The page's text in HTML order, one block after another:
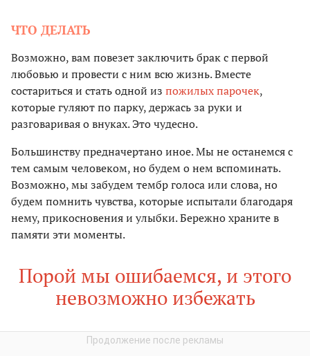
ЧТО ДЕЛАТЬ
Возможно, вам повезет заключить брак с первой
любовью и провести с ним всю жизнь. Вместе
состариться и стать одной из пожилых парочек,
которые гуляют по парку, держась за руки и
разговаривая о внуках. Это чудесно.
Большинству предначертано иное. Мы не останемся с
тем самым человеком, но будем о нем вспоминать.
Возможно, мы забудем тембр голоса или слова, но
будем помнить чувства, которые испытали благодаря
нему, прикосновения и улыбки. Бережно храните в
памяти эти моменты.
Порой мы ошибаемся, и этого
невозможно избежать